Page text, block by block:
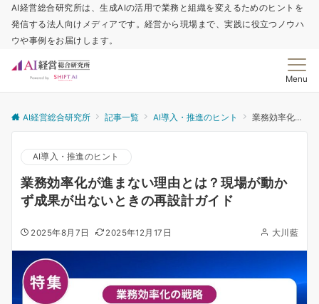
AI経営総合研究所は、生成AIの活用で業務と組織を変えるためのヒントを
発信する法人向けメディアです。経営から現場まで、実践に役立つノウハ
ウや事例をお届けします。
Menu
AI経営総合研究所 記事一覧 AI導入・推進のヒント 業務効率化が進まない理由とは？現場が動かず成果が出ないときの再設計ガイド
AI導入・推進のヒント
業務効率化が進まない理由とは？現場が動か
ず成果が出ないときの再設計ガイド
2025年8月7日 2025年12月17日 大川藍